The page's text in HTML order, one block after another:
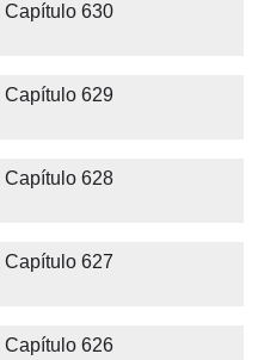
Capítulo 630
Capítulo 629
Capítulo 628
Capítulo 627
Capítulo 626